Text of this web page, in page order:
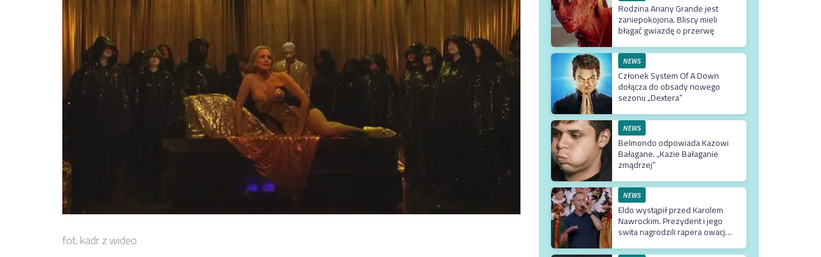
fot. kadr z wideo
Rodzina Ariany Grande jest
zaniepokojona. Bliscy mieli
błagać gwiazdę o przerwę
NEWS
Członek System Of A Down
dołącza do obsady nowego
sezonu „Dextera”
NEWS
Belmondo odpowiada Kazowi
Bałagane. „Kazie Bałaganie
zmądrzej”
NEWS
Eldo wystąpił przed Karolem
Nawrockim. Prezydent i jego
swita nagrodzili rapera owacją